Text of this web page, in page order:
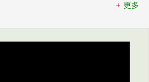
更多